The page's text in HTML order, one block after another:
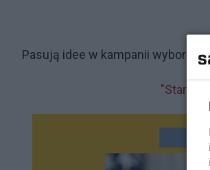
Pasują idee w kampanii
"Start-